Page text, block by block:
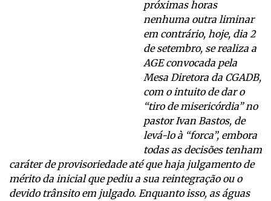
próximas horas
nenhuma outra liminar
em contrário, hoje, dia 2
de setembro, se realiza a
AGE convocada pela
Mesa Diretora da CGADB,
com o intuito de dar o
“tiro de misericórdia” no
pastor Ivan Bastos, de
levá-lo à “forca”, embora
todas as decisões tenham
caráter de provisoriedade até que haja julgamento de
mérito da inicial que pediu a sua reintegração ou o
devido trânsito em julgado. Enquanto isso, as águas